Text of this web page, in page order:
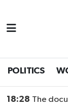
POLITICS
18:28 The
Nöbetçi